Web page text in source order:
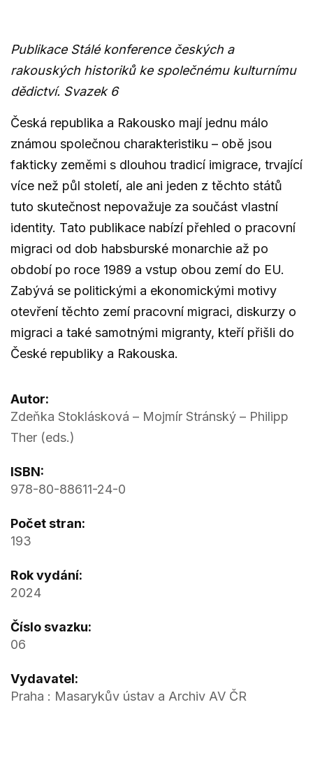
Publikace Stálé konference českých a
rakouských historiků ke společnému kulturnímu
dědictví. Svazek 6
Česká republika a Rakousko mají jednu málo
známou společnou charakteristiku – obě jsou
fakticky zeměmi s dlouhou tradicí imigrace, trvající
více než půl století, ale ani jeden z těchto států
tuto skutečnost nepovažuje za součást vlastní
identity. Tato publikace nabízí přehled o pracovní
migraci od dob habsburské monarchie až po
období po roce 1989 a vstup obou zemí do EU.
Zabývá se politickými a ekonomickými motivy
otevření těchto zemí pracovní migraci, diskurzy o
migraci a také samotnými migranty, kteří přišli do
České republiky a Rakouska.
Autor:
Zdeňka Stoklásková – Mojmír Stránský – Philipp
Ther (eds.)
ISBN:
978-80-88611-24-0
Počet stran:
193
Rok vydání:
2024
Číslo svazku:
06
Vydavatel:
Praha : Masarykův ústav a Archiv AV ČR